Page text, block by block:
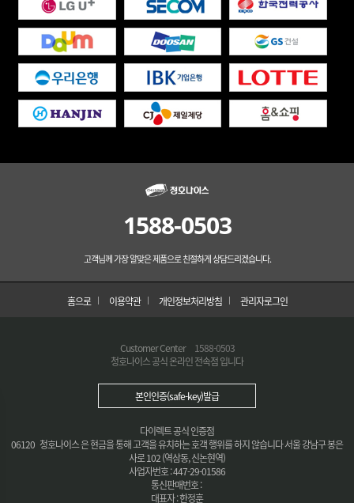
1588-0503
고객님께 가장 알맞은 제품으로 친절하게 상담드리겠습니다.
홈으로 이용약관 개인정보처리방침 관리자로그인
Customer Center
1588-0503
청호나이스 공식 온라인 전속점 입니다
본인인증(safe-key)발급
다이렉트 공식 인증점
06120 청호나이스 은 현금을 통해 고객을 유치하는 호객 행위를 하지 않습니다 서울 강남구 봉은
사로 102 (역삼동, 신논현역)
사업자번호 : 447-29-01586
통신판매번호 :
대표자 : 한정훈